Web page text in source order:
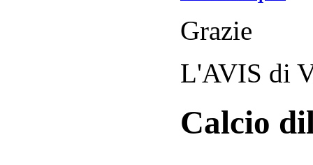
Grazie
L'AVIS di
Calcio